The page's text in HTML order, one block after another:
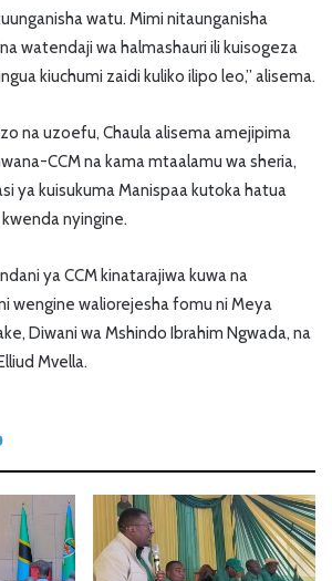
watu. Mimi nitaunganisha
watendaji wa halmashauri ili kuisogeza
kiuchumi zaidi kuliko ilipo leo,” alisema.
na uzoefu, Chaula alisema amejipima
CCM na kama mtaalamu wa sheria,
ya kuisukuma Manispaa kutoka hatua
nyingine.
ya CCM kinatarajiwa kuwa na
wengine waliorejesha fomu ni Meya
Diwani wa Mshindo Ibrahim Ngwada, na
Mvella.